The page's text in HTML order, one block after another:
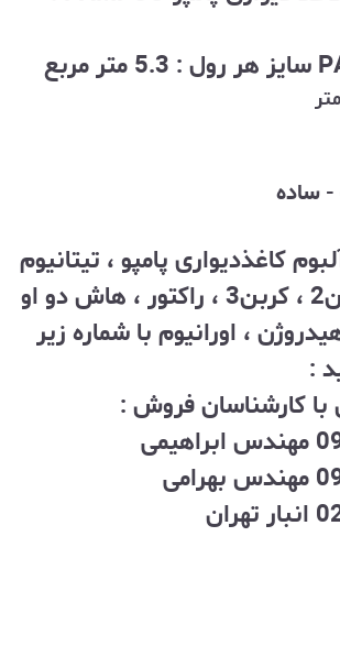
ساده
کاغذدیواری پامپو ، تیتانیوم
، کربن1 ، کربن2 ، کربن3 ، راکتور ، هاش دو او
، اورانیوم با شماره زیر
:
با کارشناسان فروش :